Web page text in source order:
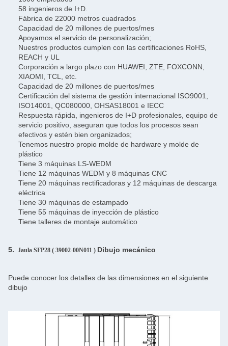
58 ingenieros de I+D.
Fábrica de 22000 metros cuadrados
Capacidad de 20 millones de puertos/mes
Apoyamos el servicio de personalización;
Nuestros productos cumplen con las certificaciones RoHS,
REACH y UL
Corporación a largo plazo con HUAWEI, ZTE, FOXCONN,
XIAOMI, TCL, etc.
Capacidad de 20 millones de puertos/mes
Certificación del sistema de gestión internacional ISO9001,
ISO14001, QC080000, OHSAS18001 e IECC
Respuesta rápida, ingenieros de I+D profesionales, equipo de
servicio positivo, aseguran que todos los procesos sean
efectivos y estén bien organizados;
Tenemos nuestro propio molde de hardware y molde de
plástico
Tiene 3 máquinas LS-WEDM
Tiene 12 máquinas WEDM y 8 máquinas CNC
Tiene 20 máquinas rectificadoras y 12 máquinas de descarga
eléctrica
Tiene 30 máquinas de estampado
Tiene 55 máquinas de inyección de plástico
Tiene talleres de montaje automático​
5. Jaula SFP28 ( 39002-00N011 ) Dibujo mecánico
Puede conocer los detalles de las dimensiones en el siguiente
dibujo